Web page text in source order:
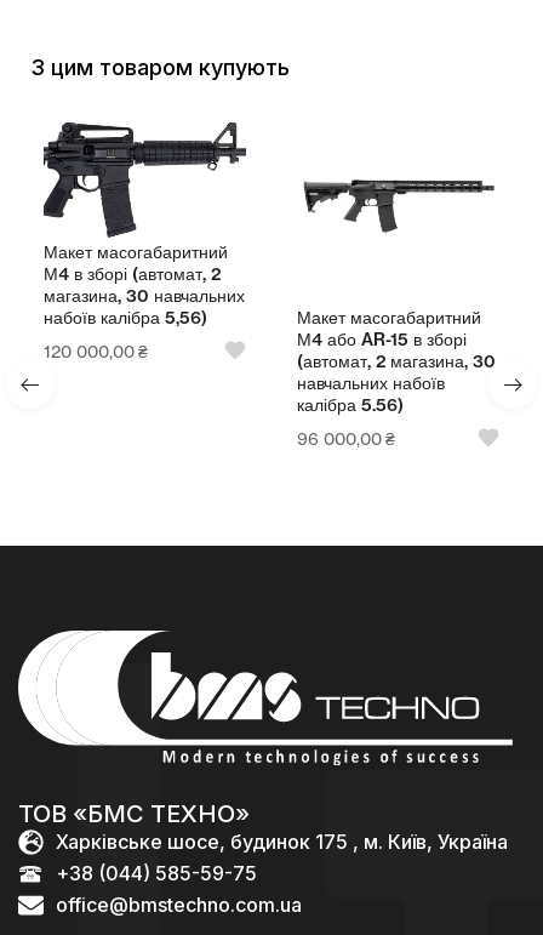
З цим товаром купують
Макет масогабаритний
М4 в зборі (автомат, 2
магазина, 30 навчальних
набоїв калібра 5,56)
120 000,00₴
Макет масогабаритний
М4 або AR-15 в зборі
(автомат, 2 магазина, 30
навчальних набоїв
калібра 5.56)
96 000,00₴
ТОВ «БМС ТЕХНО»
Харківське шосе, будинок 175 , м. Київ, Україна
+38 (044) 585-59-75
office@bmstechno.com.ua